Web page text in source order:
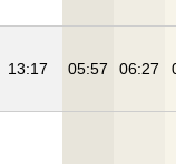
13:17 05:57 06:27